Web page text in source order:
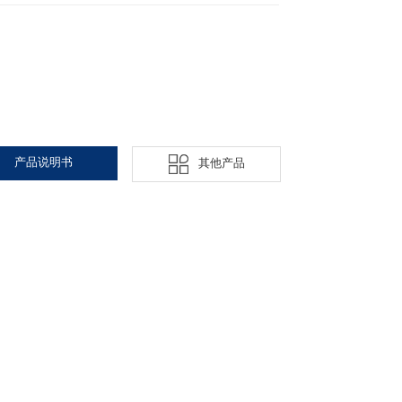
产品说明书 其他产品